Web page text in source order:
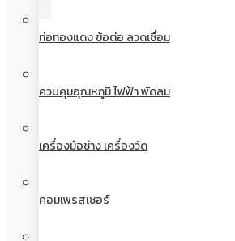
ท่อทองแดง ข้อต่อ ลวดเชื่อม
ควบคุมอุณหภูมิ ไฟฟ้า พัดลม
เครื่องมือช่าง เครื่องวัด
คอมเพรสเซอร์